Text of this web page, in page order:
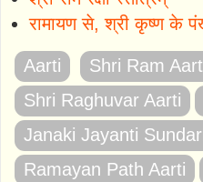
रामायण से, श्री कृष्ण के
Aarti
Shri Ram
Shri Raghuvar Aarti
Janaki Jayanti
Ramayan Path Aarti